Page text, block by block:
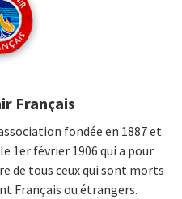
Français
fondée en 1887 et
1er février 1906 qui a pour
de tous ceux qui sont morts
Français ou étrangers.